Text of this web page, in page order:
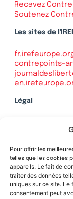
Pour offrir les
telles que les cookies
appareils. Le fait de
traiter des données
uniques sur ce site. Le
consentement peut
Recevez
Soutenez
Les sites de
contrepoints-
Légal
Politique de